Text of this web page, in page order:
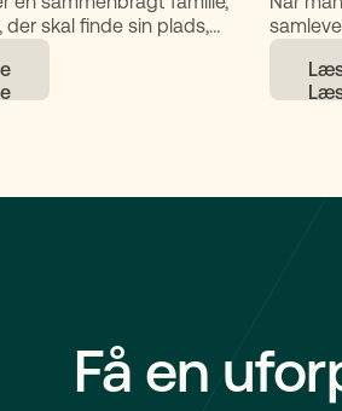
skal finde sin plads,
fortsætter. Nye rutiner
skal vænne sig til
og der skal tages hensyn
ugifte
sikret. I
at sikre
Få en